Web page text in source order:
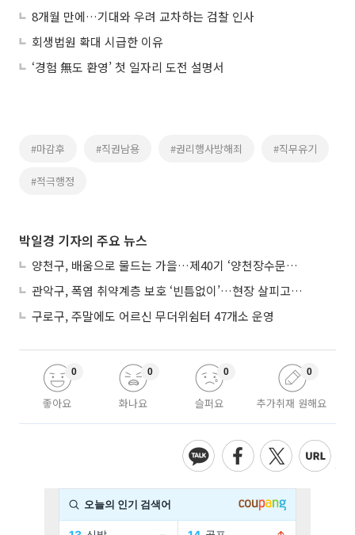
8개월 만에…기대와 우려 교차하는 검찰 인사
회생법원 확대 시급한 이유
‘경험 無도 환영’ 첫 일자리 도전 설명서
#마감후 #직권남용 #권리행사방해죄 #직무유기
#적극행정
박일경 기자의 주요 뉴스
양천구, 배움으로 물드는 가을…제40기 ‘양천장수문화대학’ 수강생 모집
관악구, 폭염 취약계층 보호 ‘빈틈없이’…현장 살피고 지원 넓힌다
구로구, 주말에도 어르신 무더위쉼터 47개소 운영
좋아요
0
화나요
0
슬퍼요
0
추가취재 원해요
0